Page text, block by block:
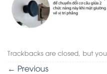
Trackbacks are closed, but
← Previous